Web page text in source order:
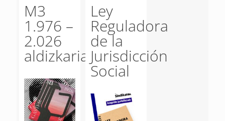
M3
1.976 –
2.026
aldizkaria
Ley
Reguladora
de la
Jurisdicción
Social